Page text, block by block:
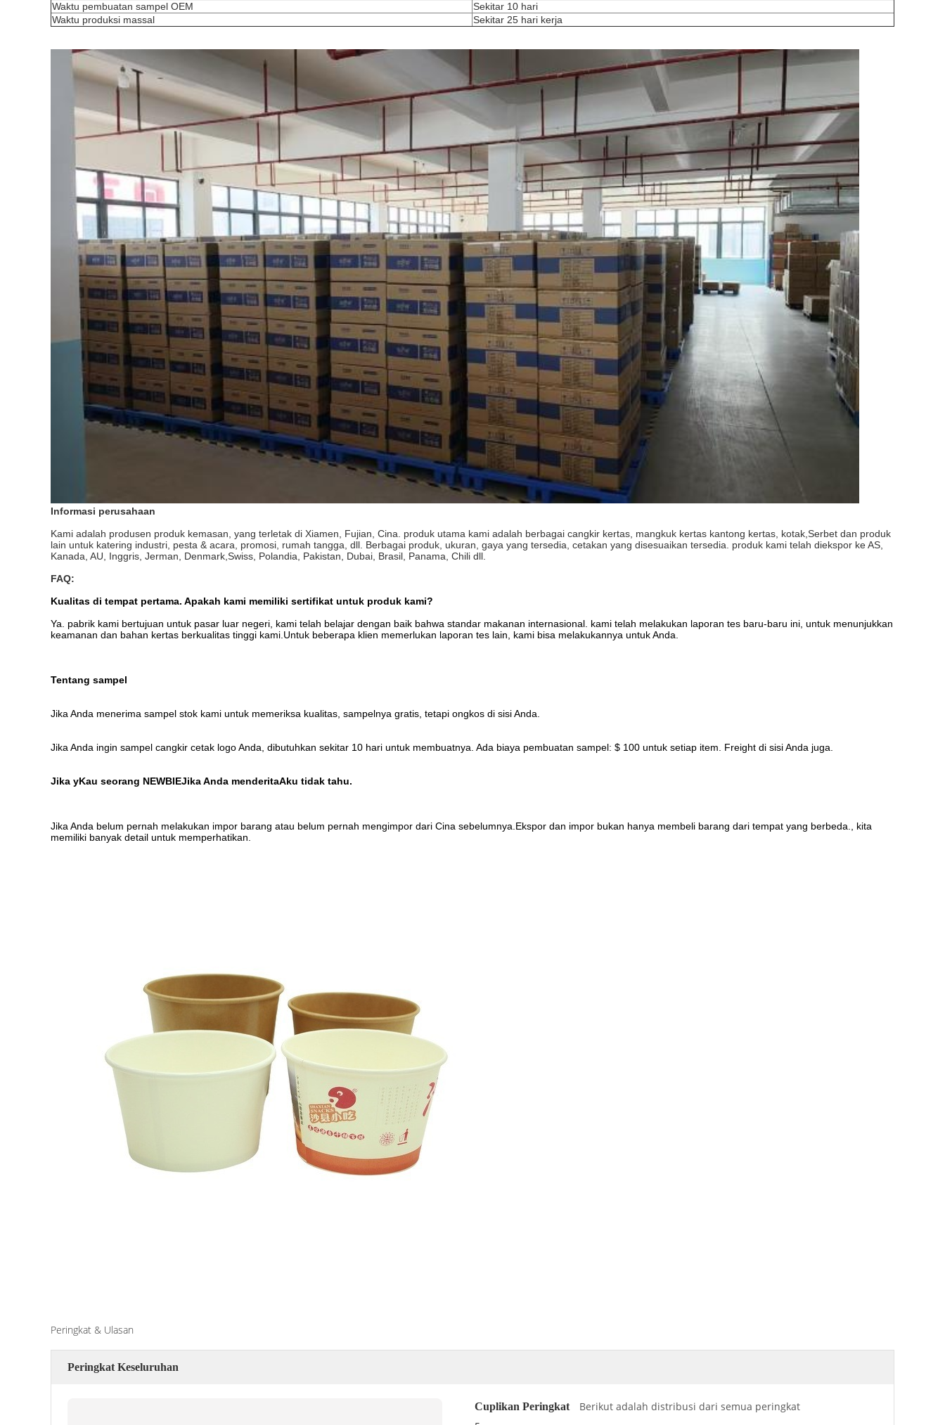
Waktu pembuatan sampel OEM
Sekitar 10 hari
Waktu produksi massal
Sekitar 25 hari kerja
Informasi perusahaan
Kami adalah produsen produk kemasan, yang terletak di Xiamen, Fujian, Cina. produk utama kami adalah berbagai cangkir kertas, mangkuk kertas kantong kertas, kotak,Serbet dan produk
lain untuk katering industri, pesta & acara, promosi, rumah tangga, dll. Berbagai produk, ukuran, gaya yang tersedia, cetakan yang disesuaikan tersedia. produk kami telah diekspor ke AS,
Kanada, AU, Inggris, Jerman, Denmark,Swiss, Polandia, Pakistan, Dubai, Brasil, Panama, Chili dll.
FAQ:
Kualitas di tempat pertama. Apakah kami memiliki sertifikat untuk produk kami?
Ya. pabrik kami bertujuan untuk pasar luar negeri, kami telah belajar dengan baik bahwa standar makanan internasional. kami telah melakukan laporan tes baru-baru ini, untuk menunjukkan
keamanan dan bahan kertas berkualitas tinggi kami.Untuk beberapa klien memerlukan laporan tes lain, kami bisa melakukannya untuk Anda.
Tentang sampel
Jika Anda menerima sampel stok kami untuk memeriksa kualitas, sampelnya gratis, tetapi ongkos di sisi Anda.
Jika Anda ingin sampel cangkir cetak logo Anda, dibutuhkan sekitar 10 hari untuk membuatnya. Ada biaya pembuatan sampel: $ 100 untuk setiap item. Freight di sisi Anda juga.
Jika yKau seorang NEWBIEJika Anda menderitaAku tidak tahu.
Jika Anda belum pernah melakukan impor barang atau belum pernah mengimpor dari Cina sebelumnya.Ekspor dan impor bukan hanya membeli barang dari tempat yang berbeda., kita
memiliki banyak detail untuk memperhatikan.
Peringkat & Ulasan
Peringkat Keseluruhan
Cuplikan Peringkat
Berikut adalah distribusi dari semua peringkat